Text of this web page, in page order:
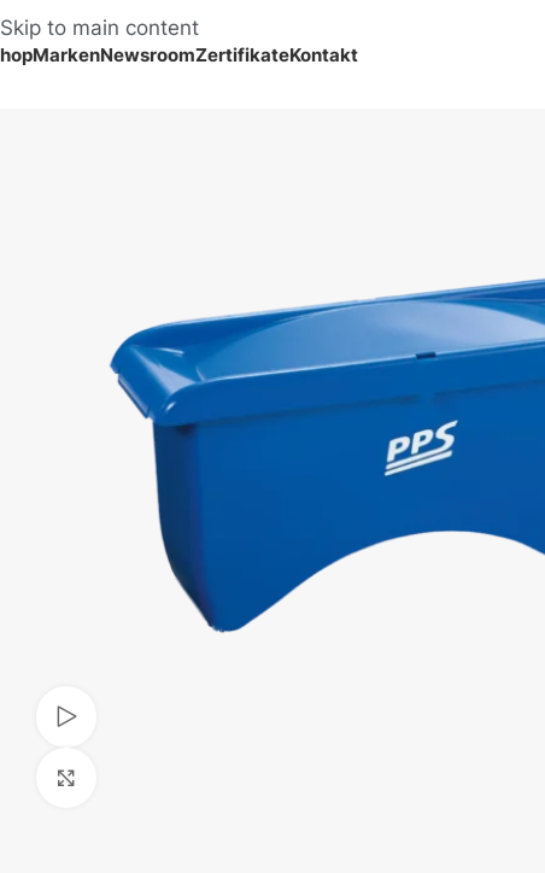
Skip to main content
MarkenNewsroomZertifikateKontakt